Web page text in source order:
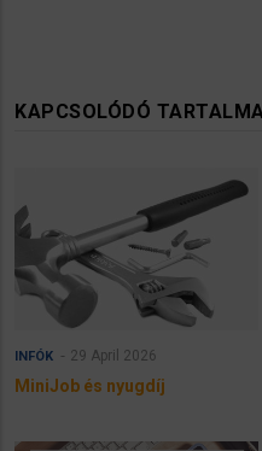
KAPCSOLÓDÓ
INFÓK 29 April 2026
MiniJob és nyugdíj